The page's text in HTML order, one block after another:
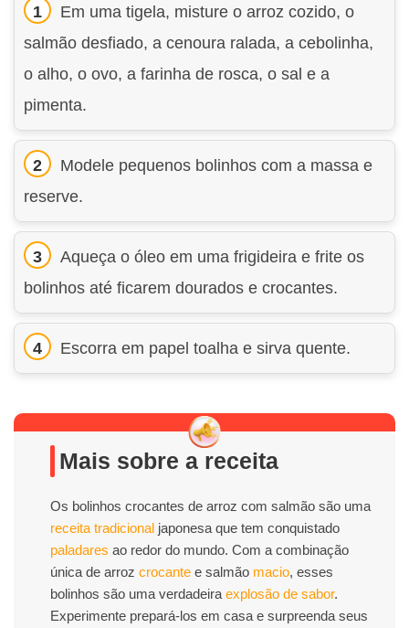
Em uma tigela, misture o arroz cozido, o
salmão desfiado, a cenoura ralada, a cebolinha,
o alho, o ovo, a farinha de rosca, o sal e a
pimenta.
Modele pequenos bolinhos com a massa e
reserve.
Aqueça o óleo em uma frigideira e frite os
bolinhos até ficarem dourados e crocantes.
Escorra em papel toalha e sirva quente.
Mais sobre a receita
Os bolinhos crocantes de arroz com salmão são uma
receita tradicional japonesa que tem conquistado
paladares ao redor do mundo. Com a combinação
única de arroz crocante e salmão macio, esses
bolinhos são uma verdadeira explosão de sabor.
Experimente prepará-los em casa e surpreenda seus